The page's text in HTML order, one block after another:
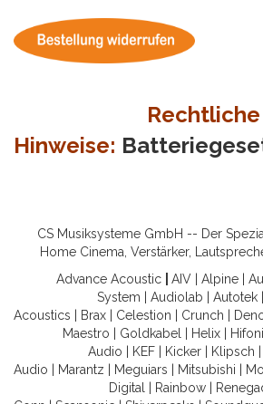
Rechtliche
Hinweise:
CS Musiksysteme GmbH -- Der
Home Cinema, Verstärker,
Advance Acoustic
AIV| Alpine|
System
Audiolab Autotek
Acoustics
Brax Celestion Crunch
Maestro
Goldkabel Helix
Audio
KEF| Kicker| Klipsch
Audio
Marantz Meguiars Mitsubishi
Digital
Rainbow|